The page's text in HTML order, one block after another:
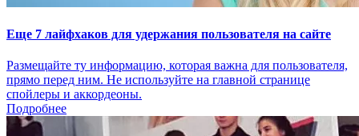
Еще 7 лайфхаков для удержания пользователя на сайте
Размещайте ту информацию, которая важна для пользователя,
прямо перед ним. Не используйте на главной странице
спойлеры и аккордеоны.
Подробнее